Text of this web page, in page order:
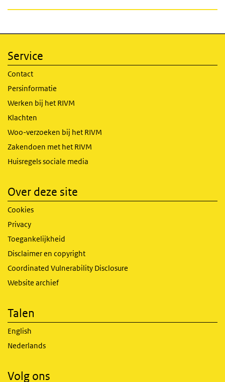
Service
Contact
Persinformatie
Werken bij het RIVM
Klachten
Woo-verzoeken bij het RIVM
Zakendoen met het RIVM
Huisregels sociale media
Over deze site
Cookies
Privacy
Toegankelijkheid
Disclaimer en copyright
Coordinated Vulnerability Disclosure
Website archief
Talen
English
Nederlands
Volg ons